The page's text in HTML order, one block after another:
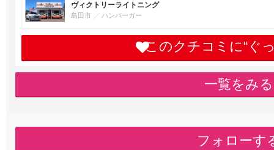
ヴィクトリーライトニング
島田市 ハンバーガー
このクチコミに“ぐ
一覧をみる
フォローす